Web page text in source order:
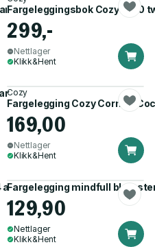
Jayne)
Fargeleggingsbok Cozy m/10
299,-
Nettlager
Klikk&Hent
Jayne)
Cozy
Fargelegging Cozy Corner
169,00
Nettlager
Klikk&Hent
ansikter
Fargelegging mindfull
129,90
Nettlager
Klikk&Hent